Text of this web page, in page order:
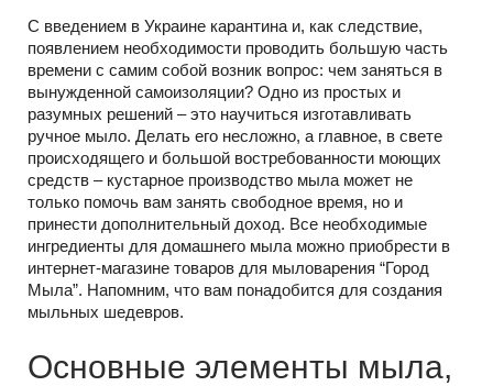
С введением в Украине карантина и, как следствие,
появлением необходимости проводить большую часть
времени с самим собой возник вопрос: чем заняться в
вынужденной самоизоляции? Одно из простых и
разумных решений – это научиться изготавливать
ручное мыло. Делать его несложно, а главное, в свете
происходящего и большой востребованности моющих
средств – кустарное производство мыла может не
только помочь вам занять свободное время, но и
принести дополнительный доход. Все необходимые
ингредиенты для домашнего мыла можно приобрести в
интернет-магазине товаров для мыловарения “Город
Мыла”. Напомним, что вам понадобится для создания
мыльных шедевров.
Основные элементы мыла,